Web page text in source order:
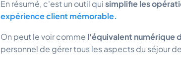
En résumé, c'est un outil quisimplifie les
expérience client mémorable.
On peut le voir comme l'équivalent numérique
personnel de gérer tous les aspects du séjour